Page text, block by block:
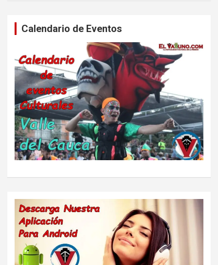
Calendario de Eventos